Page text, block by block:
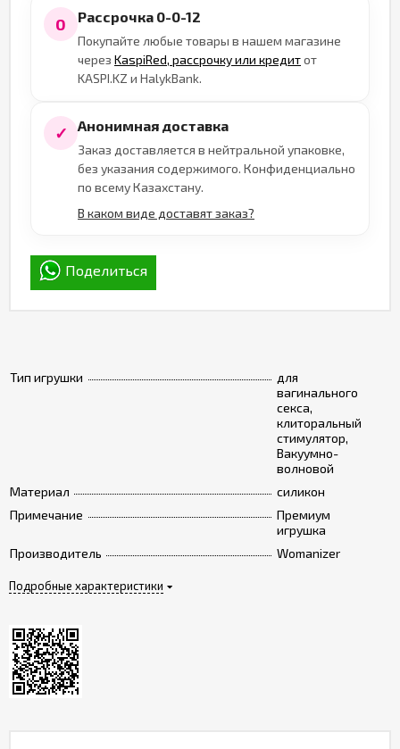
Тип игрушки
для
вагинального
секса,
клиторальный
стимулятор,
Вакуумно-
волновой
Материал
силикон
Примечание
Премиум
игрушка
Производитель
Womanizer
Подробные характеристики
0 Рассрочка 0-0-12
Покупайте любые товары в нашем магазине
через KaspiRed, рассрочку или кредитот
KASPI.KZ и HalykBank.
✓ Анонимная доставка
Заказ доставляется в нейтральной упаковке,
без указания содержимого. Конфиденциально
по всему Казахстану.
В каком виде доставят заказ?
Поделиться